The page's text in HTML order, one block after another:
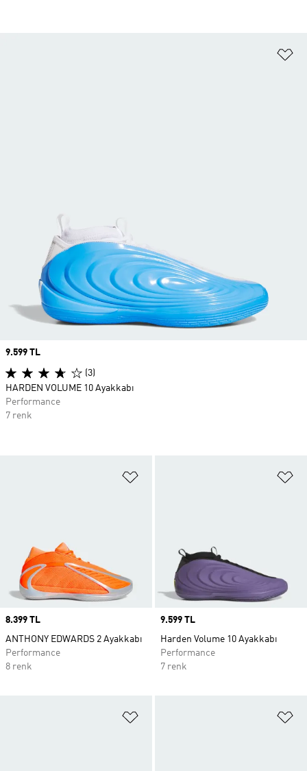
Price
8.399 TL
ANTHONY EDWARDS 2 Ayakkabı
Performance
8 renk
Price
9.599 TL
Harden Volume 10 Ayakkabı
Performance
7 renk
Price
9.599 TL
(3)
HARDEN VOLUME 10 Ayakkabı
Performance
7 renk